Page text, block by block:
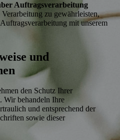
Auftragsverarbeitung
zu gewährleisten,
mit unserem
und
den Schutz Ihrer
Wir behandeln Ihre
und entsprechend der
sowie dieser